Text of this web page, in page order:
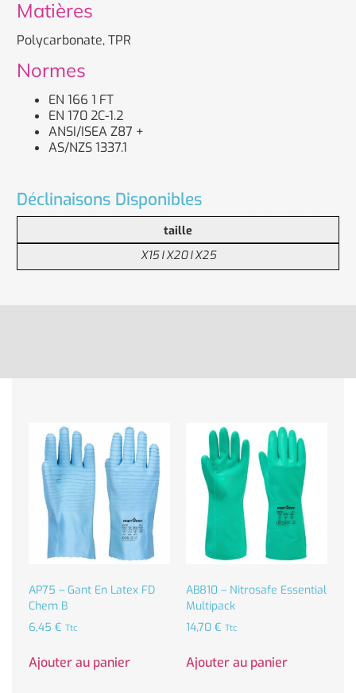
Matières
Polycarbonate, TPR
Normes
EN 166 1 FT
EN 170 2C-1.2
ANSI/ISEA Z87 +
AS/NZS 1337.1
Déclinaisons Disponibles
taille
X15 I X20 I X25
AP75 – Gant En Latex FD
Chem B
6,45 € Ttc
Ajouter au panier
AB810 – Nitrosafe Essential
Multipack
14,70 € Ttc
Ajouter au panier